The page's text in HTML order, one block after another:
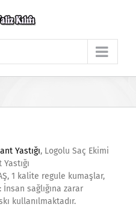
Yastığı, Logolu Saç Ekimi
1 kalite regule kumaşlar,
İnsan sağlığına zarar
kullanılmaktadır.